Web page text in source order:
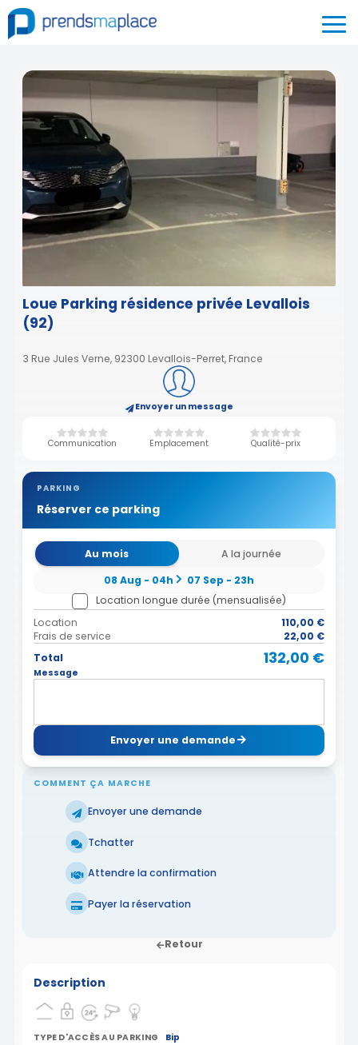
Loue Parking résidence privée Levallois
(92)
3 Rue Jules Verne, 92300 Levallois-Perret, France
Envoyer un message
Communication Emplacement Qualité-prix
PARKING
Réserver ce parking
Au mois
A la journée
08 Aug - 04h
07 Sep - 23h
Location longue durée (mensualisée)
Location
110,00 €
Frais de service
22,00 €
Total
132,00 €
Message
Envoyer une demande
COMMENT ÇA MARCHE
Envoyer une demande
Tchatter
Attendre la confirmation
Payer la réservation
Retour
Description
TYPE D'ACCÈS AU PARKING Bip